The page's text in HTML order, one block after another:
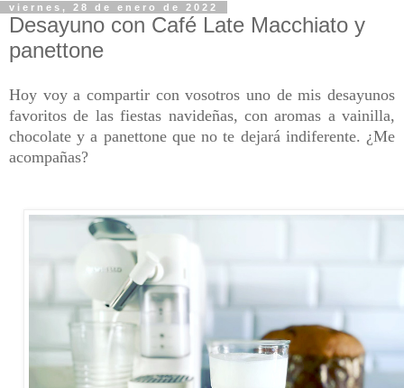
viernes, 28 de enero de 2022
Desayuno con Café Late Macchiato y
panettone
Hoy voy a compartir con vosotros uno de mis desayunos
favoritos de las fiestas navideñas, con aromas a vainilla,
chocolate y a panettone que no te dejará indiferente. ¿Me
acompañas?